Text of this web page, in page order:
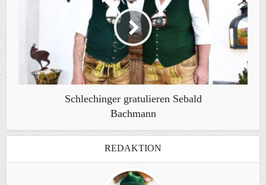
Schlechinger gratulieren Sebald
Bachmann
REDAKTION